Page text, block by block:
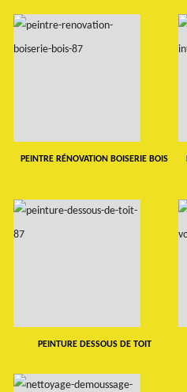
PEINTRE RÉNOVATION BOISERIE BOIS
PEINTURE DESSOUS DE TOIT